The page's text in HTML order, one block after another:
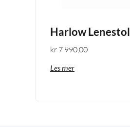
Harlow Lenestol
kr 7 990,00
Les mer